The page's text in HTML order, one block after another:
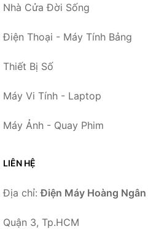
Nhà Cửa Đời Sống
Điện Thoại - Máy Tính Bảng
Thiết Bị Số
Máy Vi Tính - Laptop
Máy Ảnh - Quay Phim
LIÊN HỆ
Địa chỉ:Điện Máy Hoàng Ngân
Quận 3, Tp.HCM